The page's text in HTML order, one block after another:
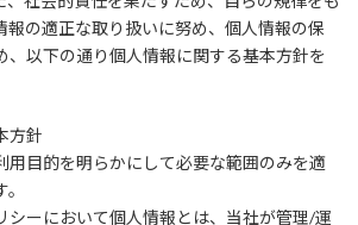
報の適正な取り扱いに努め、個人情報の保
、以下の通り個人情報に関する基本方針を
方針
用目的を明らかにして必要な範囲のみを適
ーにおいて個人情報とは、当社が管理/運